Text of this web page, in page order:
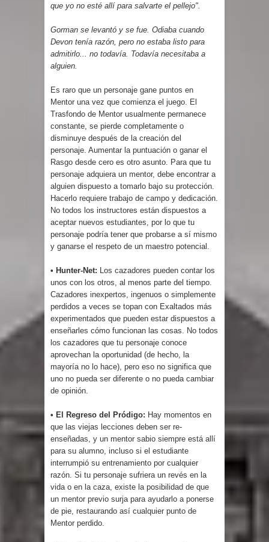
que yo no esté allí para salvarte el pellejo".
Gorman se levantó y se fue. Odiaba cuando
Devon tenía razón, pero no estaba listo para
admitirlo... no todavía. Todavía necesitaba a
alguien.
Es raro que un personaje gane puntos en
Mentor una vez que comienza el juego. El
Trasfondo de Mentor usualmente permanece
constante, se pierde completamente o
disminuye después de la creación del
personaje. Aumentar la puntuación o ganar el
Rasgo desde cero es otro asunto. Para que tu
personaje adquiera un mentor, debe encontrar a
alguien dispuesto a tomarlo bajo su protección.
Hacerlo requiere trabajo de campo y dedicación.
No todos los instructores están dispuestos a
aceptar nuevos estudiantes, por lo que tu
personaje podría tener que probarse a sí mismo
y ganarse el respeto de un maestro potencial.
• Hunter-Net: Los cazadores pueden contar los
unos con los otros, al menos parte del tiempo.
Cazadores inexpertos, ingenuos o simplemente
perdidos a veces se topan con Exaltados más
experimentados que pueden estar dispuestos a
enseñarles cómo funcionan las cosas. No todos
los cazadores que tu personaje conoce
aprovechan la oportunidad (de hecho, la
mayoría no lo hace), pero eso no significa que
uno no pueda ser diferente o no pueda cambiar
de opinión.
• El Regreso del Pródigo: Hay momentos en
que las viejas lecciones deben ser re-
enseñadas, y un mentor sabio siempre está allí
para su alumno, incluso si el estudiante
interrumpió su entrenamiento por cualquier
razón. Si tu personaje sufriera un revés en la
vida o en la caza, existe la posibilidad de que
un mentor previo surja para ayudarlo a ponerse
de pie, restaurando así cualquier punto de
Mentor perdido.